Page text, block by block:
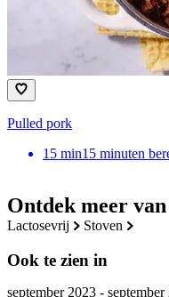
Ontdek meer
lactosevrij stoven
Ook te zien in
september 2023 - september
Pulled pork
15 min15 minuten